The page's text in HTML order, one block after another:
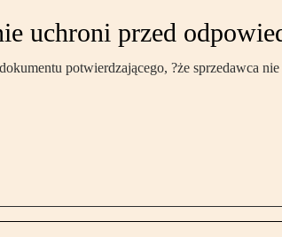
uchroni przed
potwierdzającego, ?że sprzedawca